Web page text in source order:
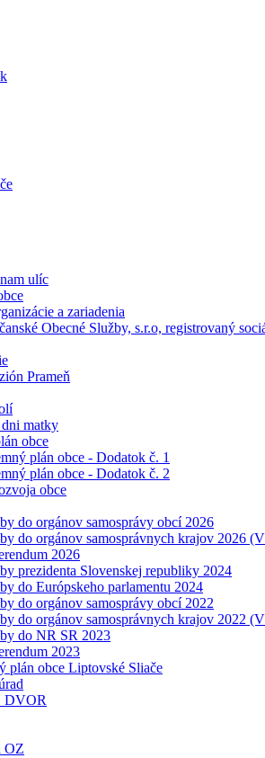
ulíc
a zariadenia
Obecné Služby, s.r.o, registrovaný
Prameň
matky
obce
plán obce - Dodatok č. 1
plán obce - Dodatok č. 2
obce
do orgánov samosprávy obcí 2026
do orgánov samosprávnych krajov 2026
2026
prezidenta Slovenskej republiky 2024
do Európskeho parlamentu 2024
do orgánov samosprávy obcí 2022
do orgánov samosprávnych krajov 2022
do NR SR 2023
2023
plán obce Liptovské Sliače
DVOR
OZ